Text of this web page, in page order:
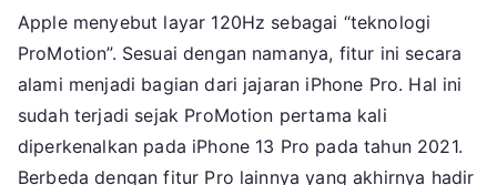
Apple menyebut layar 120Hz sebagai “teknologi
ProMotion”. Sesuai dengan namanya, fitur ini secara
alami menjadi bagian dari jajaran iPhone Pro. Hal ini
sudah terjadi sejak ProMotion pertama kali
diperkenalkan pada iPhone 13 Pro pada tahun 2021.
Berbeda dengan fitur Pro lainnya yang akhirnya hadir